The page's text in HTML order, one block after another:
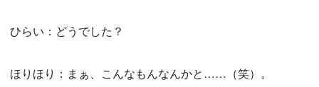
ひらい：どうでした？
ほりほり：まぁ、こんなもんなんかと……（笑）。